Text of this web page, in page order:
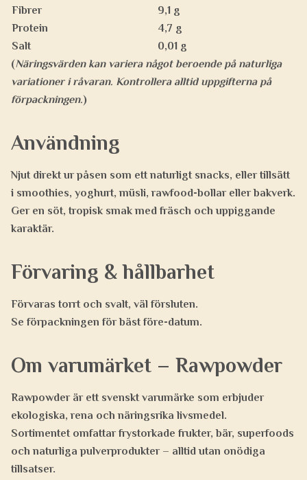
Fibrer
9,1 g
Protein
4,7 g
Salt
0,01 g
(Näringsvärden kan variera något beroende på naturliga
variationer i råvaran. Kontrollera alltid uppgifterna på
förpackningen.)
Användning
Njut direkt ur påsen som ett naturligt snacks, eller tillsätt
i smoothies, yoghurt, müsli, rawfood-bollar eller bakverk.
Ger en söt, tropisk smak med fräsch och uppiggande
karaktär.
Förvaring & hållbarhet
Förvaras torrt och svalt, väl försluten.
Se förpackningen för bäst före-datum.
Om varumärket – Rawpowder
Rawpowder är ett svenskt varumärke som erbjuder
ekologiska, rena och näringsrika livsmedel.
Sortimentet omfattar frystorkade frukter, bär, superfoods
och naturliga pulverprodukter – alltid utan onödiga
tillsatser.